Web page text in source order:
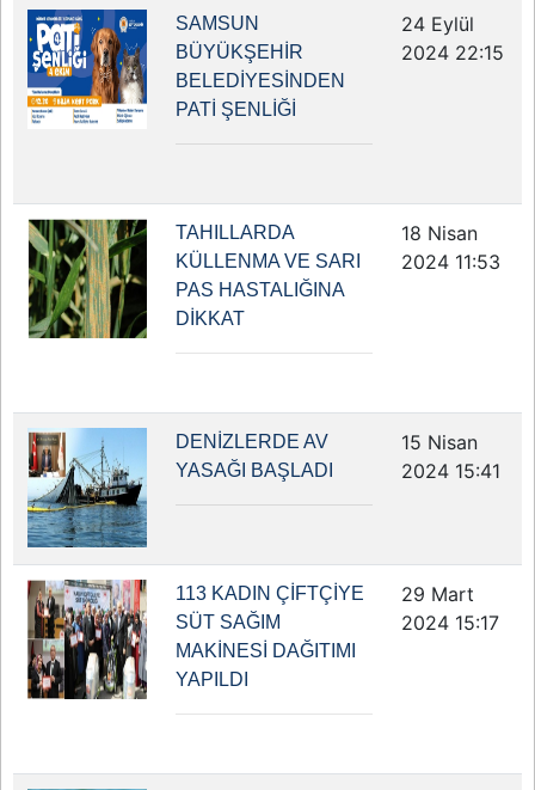
SAMSUN
BÜYÜKŞEHİR
BELEDİYESİNDEN
PATİ ŞENLİĞİ
24 Eylül
2024 22:15
TAHILLARDA
KÜLLENMA VE SARI
PAS HASTALIĞINA
DİKKAT
18 Nisan
2024 11:53
DENİZLERDE AV
YASAĞI BAŞLADI
15 Nisan
2024 15:41
113 KADIN ÇİFTÇİYE
SÜT SAĞIM
MAKİNESİ DAĞITIMI
YAPILDI
29 Mart
2024 15:17